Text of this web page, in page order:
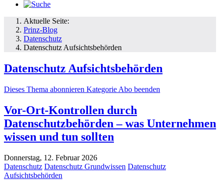
Aktuelle Seite:
Prinz-Blog
Datenschutz
Datenschutz Aufsichtsbehörden
Datenschutz Aufsichtsbehörden
Dieses Thema abonnieren Kategorie Abo beenden
Vor-Ort-Kontrollen durch
Datenschutzbehörden – was Unternehmen
wissen und tun sollten
Donnerstag, 12. Februar 2026
Datenschutz Datenschutz Grundwissen Datenschutz
Aufsichtsbehörden